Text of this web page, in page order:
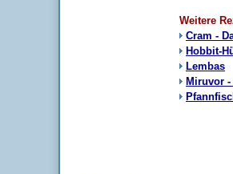
Weitere
Cram -
Hobbit-
Lembas
Miruvor